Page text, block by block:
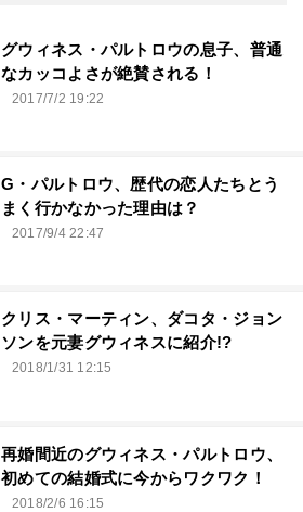
グウィネス・パルトロウの息子、普通
なカッコよさが絶賛される！
2017/7/2 19:22
G・パルトロウ、歴代の恋人たちとう
まく行かなかった理由は？
2017/9/4 22:47
クリス・マーティン、ダコタ・ジョン
ソンを元妻グウィネスに紹介!?
2018/1/31 12:15
再婚間近のグウィネス・パルトロウ、
初めての結婚式に今からワクワク！
2018/2/6 16:15